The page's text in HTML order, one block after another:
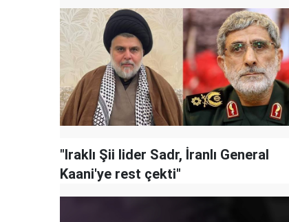
"Iraklı Şii lider Sadr, İranlı General
Kaani'ye rest çekti"